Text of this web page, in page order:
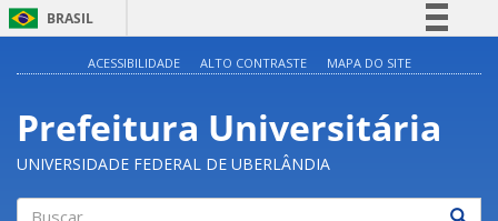
BRASIL
Participe
Acesso à informação
ACESSIBILIDADE ALTO CONTRASTE MAPA DO SITE
Prefeitura Universitária
UNIVERSIDADE FEDERAL DE UBERLÂNDIA